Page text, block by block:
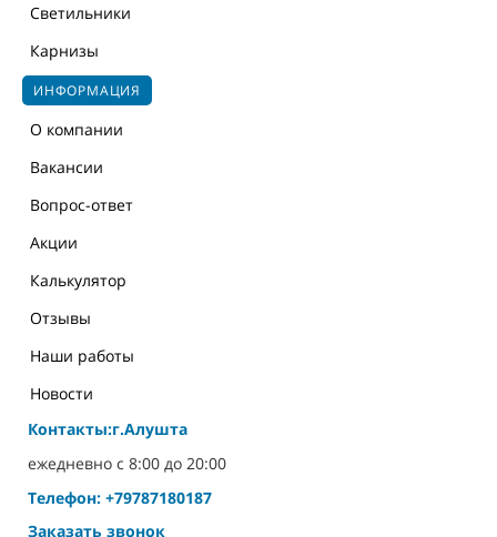
Светильники
Карнизы
ИНФОРМАЦИЯ
О компании
Вакансии
Вопрос-ответ
Акции
Калькулятор
Отзывы
Наши работы
Новости
Контакты:г.Алушта
ежедневно с 8:00 до 20:00
Телефон: +79787180187
Заказать звонок